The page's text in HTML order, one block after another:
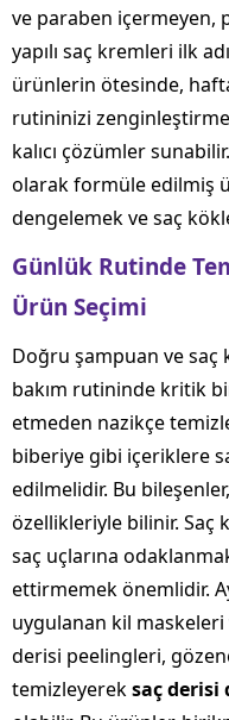
ve paraben içermeyen,
yapılı saç kremleri ilk
ürünlerin ötesinde,
rutininizi
kalıcı çözümler
olarak formüle edilmiş
dengelemek ve saç
Günlük Rutinde
Ürün Seçimi
Doğru şampuan ve saç
bakım rutininde kritik
etmeden nazikçe
biberiye gibi içeriklere
edilmelidir. Bu
özellikleriyle bilinir. Saç
saç uçlarına
ettirmemek önemlidir.
uygulanan kil
derisi peelingleri,
temizleyereksaç derisi